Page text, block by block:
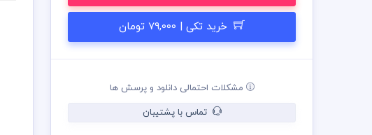
خرید تکی | 79,000 تومان
مشکلات احتمالی دانلود و پرسش ها
تماس با پشتیبان